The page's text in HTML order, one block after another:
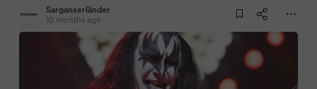
Sarganserländer
10 months ago